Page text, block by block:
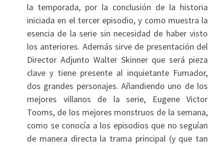
la temporada, por la conclusión de la historia
iniciada en el tercer episodio, y como muestra la
esencia de la serie sin necesidad de haber visto
los anteriores. Además sirve de presentación del
Director Adjunto Walter Skinner que será pieza
clave y tiene presente al inquietante Fumador,
dos grandes personajes. Añandiendo uno de los
mejores villanos de la serie, Eugene Victor
Tooms, de los mejores monstruos de la semana,
como se conocía a los episodios que no seguían
de manera directa la trama principal (y que tan